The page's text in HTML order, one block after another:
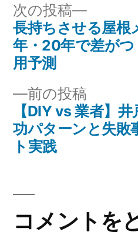
投
稿
ナ
ビ
ゲ
シ
ョ
前の投稿
の
投
【DIY vs 業者】
功パターンと失敗
ト実践
次の投稿
次
の
投
長持ちさせる屋根
年・20年で差が
用予測
コメントを